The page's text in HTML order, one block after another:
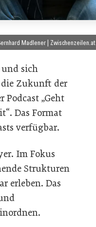
Madlener | Zwischenzeilen.at
sich
die Zukunft der
Podcast „Geht
Das Format
verfügbar.
Im Fokus
Strukturen
erleben. Das